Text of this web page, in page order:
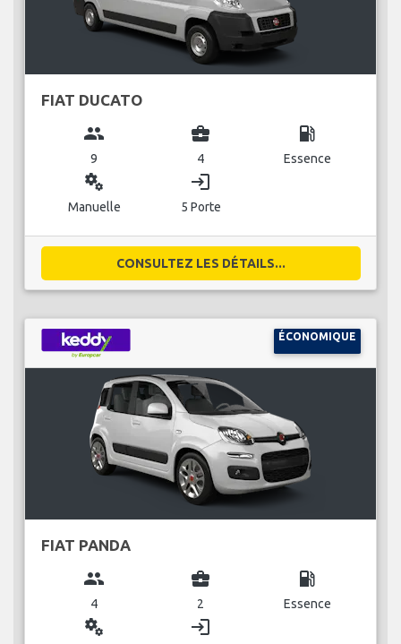
FIAT DUCATO
group
9
business_center
4
local_gas_station
Essence
miscellaneous_services
Manuelle
login
5 Porte
CONSULTEZ LES DÉTAILS...
ÉCONOMIQUE
FIAT PANDA
group
4
business_center
2
local_gas_station
Essence
miscellaneous_services login